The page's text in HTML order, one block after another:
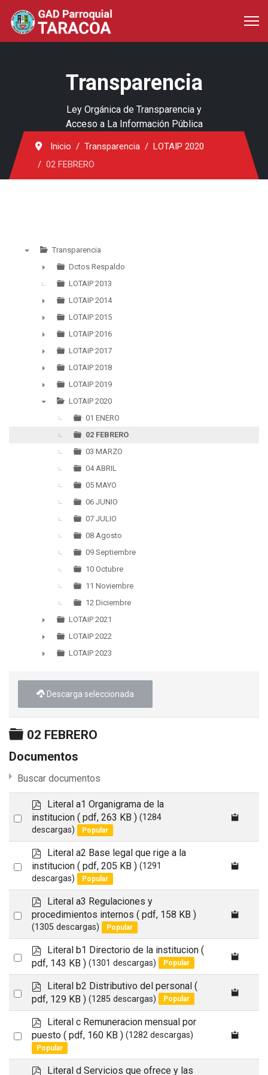
Transparencia
Ley Orgánica de Transparencia y
Acceso a La Información Pública
Inicio Transparencia
LOTAIP 2020
02 FEBRERO
Transparencia
►
Dctos Respaldo
LOTAIP 2013
►
LOTAIP 2014
►
LOTAIP 2015
►
LOTAIP 2016
►
LOTAIP 2017
►
LOTAIP 2018
►
LOTAIP 2019
LOTAIP 2020
01 ENERO
02 FEBRERO
03 MARZO
04 ABRIL
05 MAYO
06 JUNIO
07 JULIO
08 Agosto
09 Septiembre
10 Octubre
11 Noviembre
12 Diciembre
►
LOTAIP 2021
►
LOTAIP 2022
LOTAIP 2023
Descarga seleccionada
Carpeta
02 FEBRERO
Documentos
Buscar documentos
calendar
calendar
Select
p
d
f
Literal a1 Organigrama de la
institucion ( pdf, 263 KB ) (1284
descargas)
Popular
Select
p
d
f
Literal a2 Base legal que rige a la
institucion ( pdf, 205 KB ) (1291
descargas)
Popular
Select
p
d
f
Literal a3 Regulaciones y
procedimientos internos ( pdf, 158 KB )
(1305 descargas) Popular
Select
an
item
p
d
f
Literal b1 Directorio de la institucion (
pdf, 143 KB ) (1301 descargas) Popular
Select
an
p
d
f
Literal b2 Distributivo del personal (
pdf, 129 KB ) (1285 descargas) Popular
Select
p
d
f
Literal c Remuneracion mensual por
puesto ( pdf, 160 KB ) (1282 descargas)
Popular
pLiteral d Servicios que ofrece y las